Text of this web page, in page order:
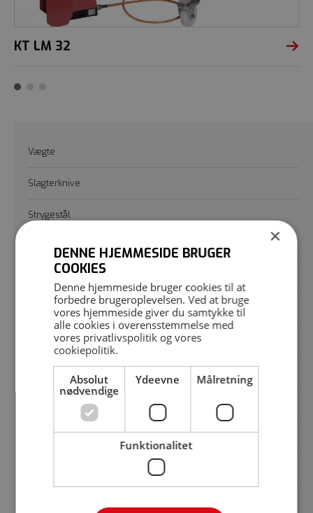
KT LM 32
Vægte
Slagterknive
Strygestål
Skærebrætter
Kødhakkere
Lynhakkere
Pølsestoppere
Vakuumfyldere
×
DENNE HJEMMESIDE BRUGER
COOKIES
Denne hjemmeside bruger cookies til at
forbedre brugeroplevelsen. Ved at bruge
vores hjemmeside giver du samtykke til
alle cookies i overensstemmelse med
vores privatlivspolitik og vores
cookiepolitik.
Absolut
nødvendige
Ydeevne Målretning
Funktionalitet